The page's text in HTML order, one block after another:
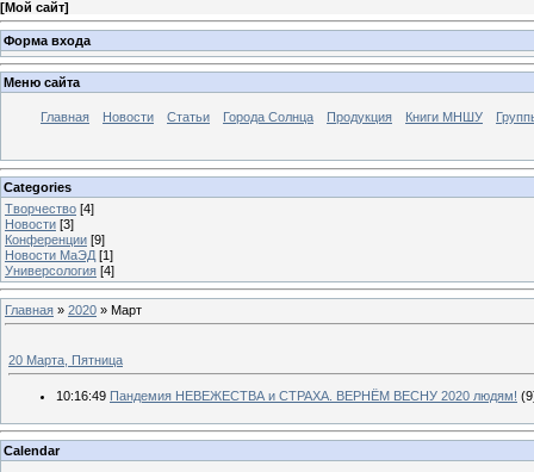
[Мой сайт]
Форма входа
Меню сайта
Главная Новости Статьи Города Солнца Продукция Книги МНШУ
Categories
Творчество [4]
Новости [3]
Конференции [9]
Новости МаЭД [1]
Универсология [4]
Главная » 2020 » Март
20 Марта, Пятница
10:16:49 Пандемия НЕВЕЖЕСТВА и СТРАХА. ВЕРНЁМ ВЕСНУ 2020 людям!
Calendar